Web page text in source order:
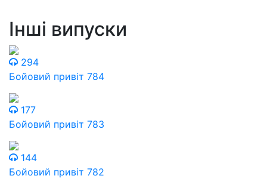
Інші випуски
294
Бойовий привіт 784
177
Бойовий привіт 783
144
Бойовий привіт 782